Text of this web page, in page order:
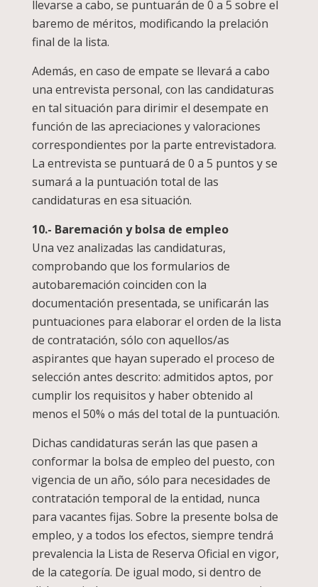
llevarse a cabo, se puntuarán de 0 a 5 sobre el
baremo de méritos, modificando la prelación
final de la lista.
Además, en caso de empate se llevará a cabo
una entrevista personal, con las candidaturas
en tal situación para dirimir el desempate en
función de las apreciaciones y valoraciones
correspondientes por la parte entrevistadora.
La entrevista se puntuará de 0 a 5 puntos y se
sumará a la puntuación total de las
candidaturas en esa situación.
10.- Baremación y bolsa de empleo
Una vez analizadas las candidaturas,
comprobando que los formularios de
autobaremación coinciden con la
documentación presentada, se unificarán las
puntuaciones para elaborar el orden de la lista
de contratación, sólo con aquellos/as
aspirantes que hayan superado el proceso de
selección antes descrito: admitidos aptos, por
cumplir los requisitos y haber obtenido al
menos el 50% o más del total de la puntuación.
Dichas candidaturas serán las que pasen a
conformar la bolsa de empleo del puesto, con
vigencia de un año, sólo para necesidades de
contratación temporal de la entidad, nunca
para vacantes fijas. Sobre la presente bolsa de
empleo, y a todos los efectos, siempre tendrá
prevalencia la Lista de Reserva Oficial en vigor,
de la categoría. De igual modo, si dentro de